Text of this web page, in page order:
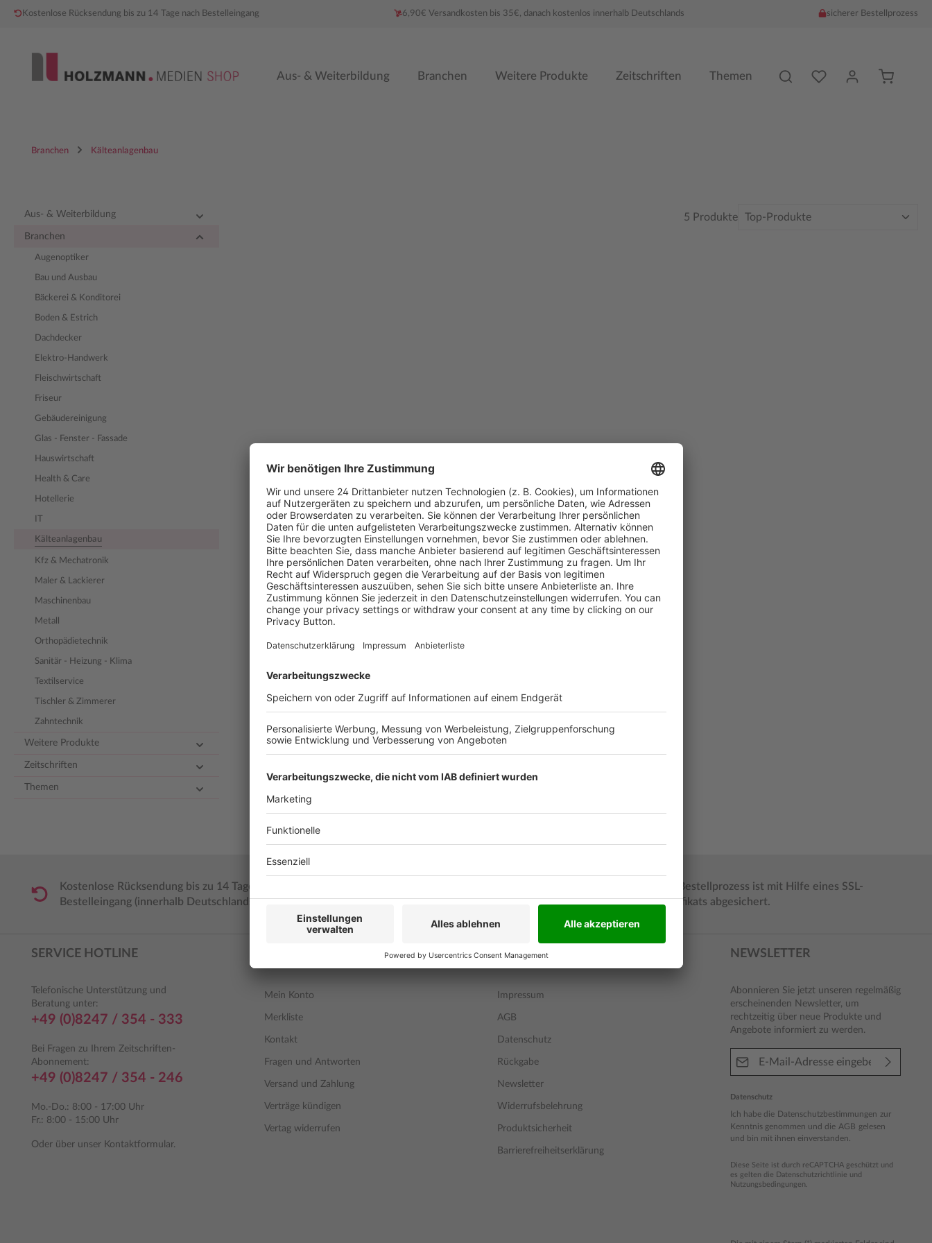
Kostenlose Rücksendung bis zu 14 Tage nach Bestelleingang 6,90€ Versandkosten bis 35€, danach kostenlos innerhalb Deutschlands sicherer Bestellprozess
Aus- & Weiterbildung Branchen Weitere Produkte Zeitschriften Themen Du hast %counter%
Branchen Kälteanlagenbau
Aus- & Weiterbildung
Branchen
Augenoptiker
Bau und Ausbau
Bäckerei & Konditorei
Boden & Estrich
Dachdecker
Elektro-Handwerk
Fleischwirtschaft
Friseur
Gebäudereinigung
Glas - Fenster - Fassade
Hauswirtschaft
Health & Care
Hotellerie
IT
Kälteanlagenbau
Kfz & Mechatronik
Maler & Lackierer
Maschinenbau
Metall
Orthopädietechnik
Sanitär - Heizung - Klima
Textilservice
Tischler & Zimmerer
Zahntechnik
Weitere Produkte
Zeitschriften
Themen
5 Produkte
Kostenlose Rücksendung bis zu 14 Tage nach
Bestelleingang (innerhalb Deutschlands).
Ab 35,- € liefern wir versandkostenfrei
Der Bestellprozess ist mit Hilfe eines SSL-
Zertifikats abgesichert.
SERVICE HOTLINE
Telefonische Unterstützung und
Beratung unter:
+49 (0)8247 / 354 - 333
Bei Fragen zu Ihrem Zeitschriften-
Abonnement:
+49 (0)8247 / 354 - 246
Mo.-Do.: 8:00 - 17:00 Uhr
Fr.: 8:00 - 15:00 Uhr
Oder über unser Kontaktformular.
Mein Konto
Merkliste
Kontakt
Fragen und Antworten
Versand und Zahlung
Verträge kündigen
Vertag widerrufen
INFORMATIONEN
Impressum
AGB
Datenschutz
Rückgabe
Newsletter
Widerrufsbelehrung
Produktsicherheit
Barrierefreiheitserklärung
NEWSLETTER
Abonnieren Sie jetzt unseren regelmäßig
erscheinenden Newsletter, um
rechtzeitig über neue Produkte und
Angebote informiert zu werden.
Datenschutz
Ich habe die Datenschutzbestimmungen zur
Kenntnis genommen und die AGB gelesen
und bin mit ihnen einverstanden.
Diese Seite ist durch reCAPTCHA geschützt und
es gelten die Datenschutzrichtlinie und
Nutzungsbedingungen